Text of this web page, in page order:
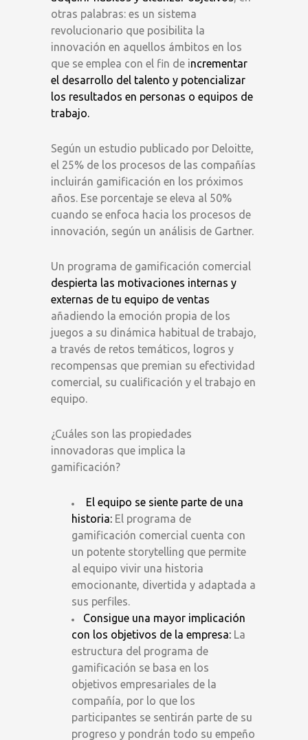
otras palabras: es un sistema
revolucionario que posibilita la
innovación en aquellos ámbitos en los
que se emplea con el fin de incrementar
el desarrollo del talento y potencializar
los resultados en personas o equipos de
trabajo.
Según un estudio publicado por Deloitte,
el 25% de los procesos de las compañías
incluirán gamificación en los próximos
años. Ese porcentaje se eleva al 50%
cuando se enfoca hacia los procesos de
innovación, según un análisis de Gartner.
Un programa de gamificación comercial
despierta las motivaciones internas y
externas de tu equipo de ventas
añadiendo la emoción propia de los
juegos a su dinámica habitual de trabajo,
a través de retos temáticos, logros y
recompensas que premian su efectividad
comercial, su cualificación y el trabajo en
equipo.
¿Cuáles son las propiedades
innovadoras que implica la
gamificación?
El equipo se siente parte de una
historia: El programa de
gamificación comercial cuenta con
un potente storytelling que permite
al equipo vivir una historia
emocionante, divertida y adaptada a
sus perfiles.
Consigue una mayor implicación
con los objetivos de la empresa: La
estructura del programa de
gamificación se basa en los
objetivos empresariales de la
compañía, por lo que los
participantes se sentirán parte de su
progreso y pondrán todo su empeño